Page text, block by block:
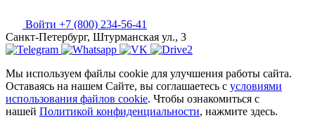
Войти +7 (800) 234-56-41
Санкт-Петербург, Штурманская ул., 3
Мы используем файлы cookie для улучшения работы сайта.
Оставаясь на нашем Сайте, вы соглашаетесь с условиями
использования файлов cookie. Чтобы ознакомиться с
нашей Политикой конфиденциальности, нажмите здесь.